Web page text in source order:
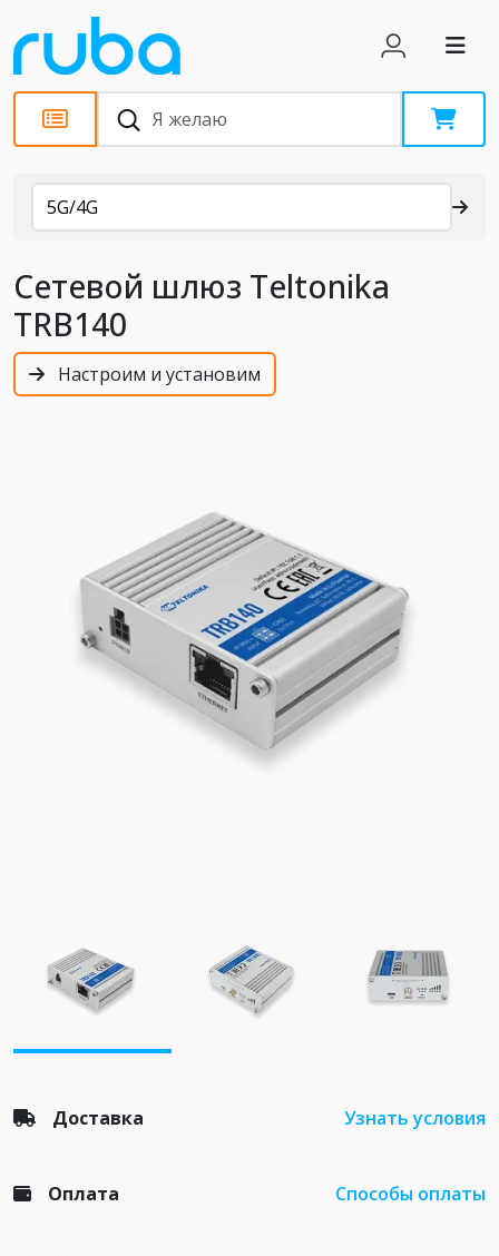
Каталог
5G/4G
Сетевой шлюз Teltonika
TRB140
Настроим и установим
Доставка Узнать условия
Оплата Способы оплаты